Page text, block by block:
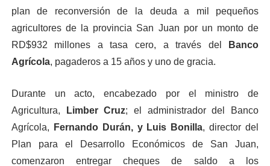
plan de reconversión de la deuda a mil pequeños
agricultores de la provincia San Juan por un monto de
RD$932 millones a tasa cero, a través del
Banco
Agrícola, pagaderos a 15 años y uno de gracia.
Durante un acto, encabezado por el ministro de
Agricultura,
Limber Cruz; el administrador del Banco
Agrícola,
Fernando Durán, y Luis Bonilla, director del
Plan para el Desarrollo Económicos de San Juan,
comenzaron entregar cheques de saldo a los